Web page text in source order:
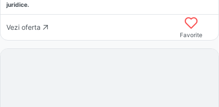
juridice.
Vezi oferta
Favorite